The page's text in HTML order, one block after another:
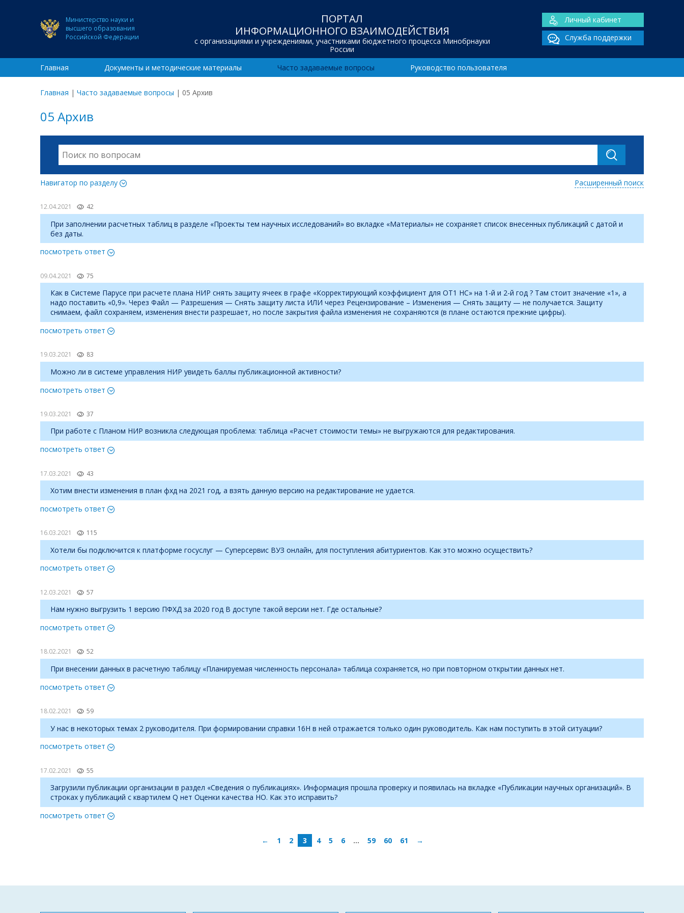
Министерство науки и
высшего образования
Российской Федерации
ПОРТАЛ
ИНФОРМАЦИОННОГО ВЗАИМОДЕЙСТВИЯ
с организациями и учреждениями, участниками бюджетного процесса Минобрнауки
России
Личный кабинет
Служба поддержки
Главная Документы и методические материалы Часто задаваемые вопросы Руководство пользователя
Главная | Часто задаваемые вопросы | 05 Архив
05 Архив
Навигатор по разделу Расширенный поиск
12.04.2021 42
При заполнении расчетных таблиц в разделе «Проекты тем научных исследований» во вкладке «Материалы» не сохраняет список внесенных публикаций с датой и
без даты.
посмотреть ответ
09.04.2021 75
Как в Системе Парусе при расчете плана НИР снять защиту ячеек в графе «Корректирующий коэффициент для ОТ1 НС» на 1-й и 2-й год ? Там стоит значение «1», а
надо поставить «0,9». Через Файл — Разрешения — Снять защиту листа ИЛИ через Рецензирование – Изменения — Снять защиту — не получается. Защиту
снимаем, файл сохраняем, изменения внести разрешает, но после закрытия файла изменения не сохраняются (в плане остаются прежние цифры).
посмотреть ответ
19.03.2021 83
Можно ли в системе управления НИР увидеть баллы публикационной активности?
посмотреть ответ
19.03.2021 37
При работе с Планом НИР возникла следующая проблема: таблица «Расчет стоимости темы» не выгружаются для редактирования.
посмотреть ответ
17.03.2021 43
Хотим внести изменения в план фхд на 2021 год, а взять данную версию на редактирование не удается.
посмотреть ответ
16.03.2021 115
Хотели бы подключится к платформе госуслуг — Суперсервис ВУЗ онлайн, для поступления абитуриентов. Как это можно осуществить?
посмотреть ответ
12.03.2021 57
Нам нужно выгрузить 1 версию ПФХД за 2020 год В доступе такой версии нет. Где остальные?
посмотреть ответ
18.02.2021 52
При внесении данных в расчетную таблицу «Планируемая численность персонала» таблица сохраняется, но при повторном открытии данных нет.
посмотреть ответ
18.02.2021 59
У нас в некоторых темах 2 руководителя. При формировании справки 16Н в ней отражается только один руководитель. Как нам поступить в этой ситуации?
посмотреть ответ
17.02.2021 55
Загрузили публикации организации в раздел «Сведения о публикациях». Информация прошла проверку и появилась на вкладке «Публикации научных организаций». В
строках у публикаций с квартилем Q нет Оценки качества НО. Как это исправить?
посмотреть ответ
← 1 2 3 4 5 6 … 59 60 61 →